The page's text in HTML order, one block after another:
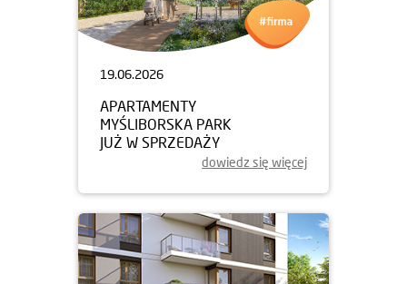
19.06.2026
APARTAMENTY
MYŚLIBORSKA PARK
JUŻ W SPRZEDAŻY
dowiedz się więcej